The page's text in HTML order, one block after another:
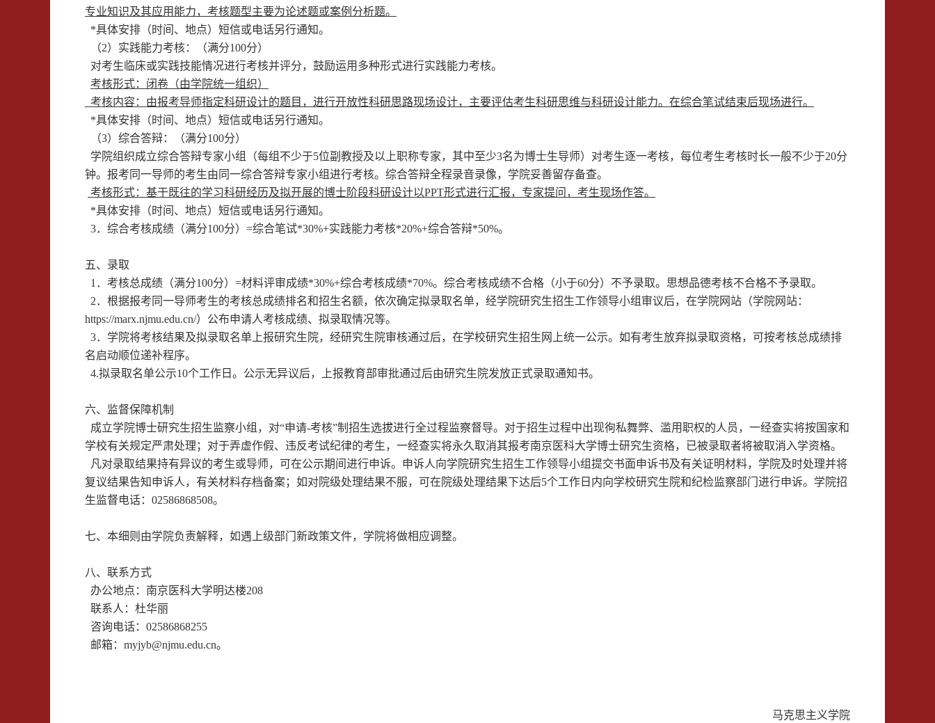
专业知识及其应用能力，考核题型主要为论述题或案例分析题。
*具体安排 （时间、地点） 短信或电话另行通知。
（2）实践能力考核：（满分100分）
对考生临床或实践技能情况进行考核并评分，鼓励运用多种形式进行实践能力考核。
考核形式：闭卷（由学院统一组织）
考核内容：由报考导师指定科研设计的题目，进行开放性科研思路现场设计，主要评估考生科研思维与科研设计能力。在综合笔试结束后现场进行。
*具体安排 （时间、地点） 短信或电话另行通知。
（3）综合答辩：（满分100分）
学院组织成立综合答辩专家小组（每组不少于5位副教授及以上职称专家，其中至少3名为博士生导师）对考生逐一考核，每位考生考核时长一般不少于20分
钟。报考同一导师的考生由同一综合答辩专家小组进行考核。综合答辩全程录音录像，学院妥善留存备查。
考核形式：基于既往的学习科研经历及拟开展的博士阶段科研设计以PPT形式进行汇报，专家提问，考生现场作答。
*具体安排 （时间、地点） 短信或电话另行通知。
3．综合考核成绩（满分100分） =综合笔试*30%+实践能力考核*20%+综合答辩*50%。
五、 录取
1 ．考核总成绩（满分100分） =材料评审成绩*30%+综合考核成绩*70%。综合考核成绩不合格（小于60分）不予录取。思想品德考核不合格不予录取。
2．根据报考同一导师考生的考核总成绩排名和招生名额，依次确定拟录取名单，经学院研究生招生工作领导小组审议后，在学院网站 （学院网站：
https://marx.njmu.edu.cn/） 公布申请人考核成绩、拟录取情况等。
3．学院将考核结果及拟录取名单上报研究生院，经研究生院审核通过后，在学校研究生招生网上统一公示。 如有考生放弃拟录取资格，可按考核总成绩排
名启动顺位递补程序。
4.拟录取名单公示10个工作日。公示无异议后，上报教育部审批通过后由研究生院发放正式录取通知书。
六、监督保障机制
成立学院博士研究生招生监察小组，对“申请-考核”制招生选拔进行全过程监察督导。对于招生过程中出现徇私舞弊、滥用职权的人员，一经查实将按国家和
学校有关规定严肃处理；对于弄虚作假、违反考试纪律的考生，一经查实将永久取消其报考南京医科大学博士研究生资格，已被录取者将被取消入学资格。
凡对录取结果持有异议的考生或导师，可在公示期间进行申诉。申诉人向学院研究生招生工作领导小组提交书面申诉书及有关证明材料，学院及时处理并将
复议结果告知申诉人，有关材料存档备案；如对院级处理结果不服，可在院级处理结果下达后5个工作日内向学校研究生院和纪检监察部门进行申诉。 学院招
生监督电话： 02586868508。
七、本细则由学院负责解释，如遇上级部门新政策文件，学院将做相应调整。
八、联系方式
办公地点：南京医科大学明达楼208
联系人：杜华丽
咨询电话： 02586868255
邮箱： myjyb@njmu.edu.cn。
马克思主义学院